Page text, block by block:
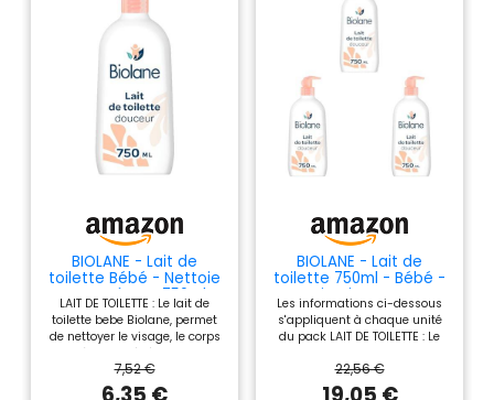
BIOLANE - Lait de
toilette Bébé - Nettoie
et protège - 750ml
LAIT DE TOILETTE : Le lait de
toilette bebe Biolane, permet
de nettoyer le visage, le corps
et le siège de bébé en douceur.
Ce lait nettoyant bebe
s'applique tous les jours pour
7,52 €
BIOLANE - Lait de
toilette 750ml - Bébé -
Nettoie Visage, Corps
et Siège - Sans Rinçage
- Doux et Apaisant -
99% d'origine naturelle
- Fabriqué en France
Les informations ci-dessous
s'appliquent à chaque unité
du pack LAIT DE TOILETTE : Le
permet de nettoyer le visage,
le corps et le siège de bébé en
22,56 €